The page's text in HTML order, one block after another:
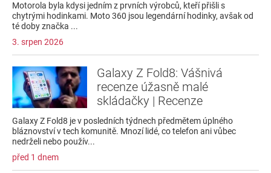
Motorola byla kdysi jedním z prvních výrobců, kteří přišli s
chytrými hodinkami. Moto 360 jsou legendární hodinky, avšak od
té doby značka ...
3. srpen 2026
Galaxy Z Fold8: Vášnivá
recenze úžasně malé
skládačky | Recenze
Galaxy Z Fold8 je v posledních týdnech předmětem úplného
bláznovství v tech komunitě. Mnozí lidé, co telefon ani vůbec
nedrželi nebo použív...
před 1 dnem